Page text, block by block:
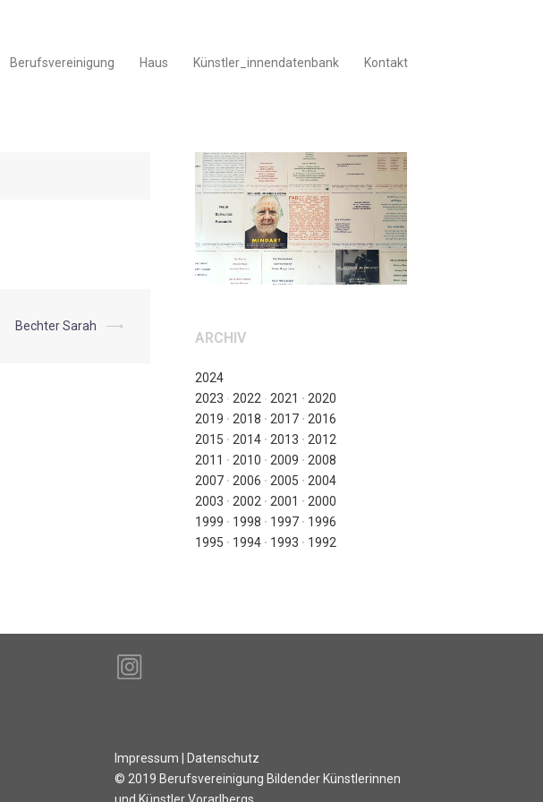
Berufsvereinigung Haus Künstler_innendatenbank Kontakt
Bechter Sarah ⟶
ARCHIV
2024
2023 ∙ 2022∙ 2021 ∙ 2020
2019 ∙ 2018 ∙ 2017 ∙ 2016
2015 ∙ 2014 ∙ 2013 ∙ 2012
2011 ∙ 2010 ∙ 2009 ∙ 2008
2007 ∙ 2006 ∙ 2005 ∙ 2004
2003 ∙ 2002 ∙ 2001 ∙ 2000
1999 ∙ 1998 ∙ 1997 ∙ 1996
1995 ∙ 1994 ∙ 1993 ∙ 1992
Impressum
Datenschutz
© 2019 Berufsvereinigung Bildender Künstlerinnen